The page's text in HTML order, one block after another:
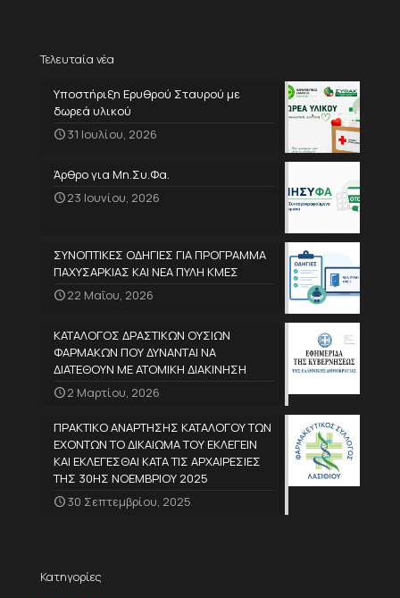
Τελευταία νέα
Υποστήριξη Ερυθρού Σταυρού με
δωρεά υλικού
31 Ιουλίου, 2026
Άρθρο για Μη.Συ.Φα.
23 Ιουνίου, 2026
ΣΥΝΟΠΤΙΚΕΣ ΟΔΗΓΙΕΣ ΓΙΑ ΠΡΟΓΡΑΜΜΑ
ΠΑΧΥΣΑΡΚΙΑΣ ΚΑΙ ΝΕΑ ΠΥΛΗ ΚΜΕΣ
22 Μαΐου, 2026
ΚΑΤΑΛΟΓΟΣ ΔΡΑΣΤΙΚΩΝ ΟΥΣΙΩΝ
ΦΑΡΜΑΚΩΝ ΠΟΥ ΔΥΝΑΝΤΑΙ ΝΑ
ΔΙΑΤΕΘΟΥΝ ΜΕ ΑΤΟΜΙΚΗ ΔΙΑΚΙΝΗΣΗ
2 Μαρτίου, 2026
ΠΡΑΚΤΙΚΟ ΑΝΑΡΤΗΣΗΣ ΚΑΤΑΛΟΓΟΥ ΤΩΝ
ΕΧΟΝΤΩΝ ΤΟ ΔΙΚΑΙΩΜΑ ΤΟΥ ΕΚΛΕΓΕΙΝ
ΚΑΙ ΕΚΛΕΓΕΣΘΑΙ ΚΑΤΑ ΤΙΣ ΑΡΧΑΙΡΕΣΙΕΣ
ΤΗΣ 30ΗΣ ΝΟΕΜΒΡΙΟΥ 2025
30 Σεπτεμβρίου, 2025
Κατηγορίες